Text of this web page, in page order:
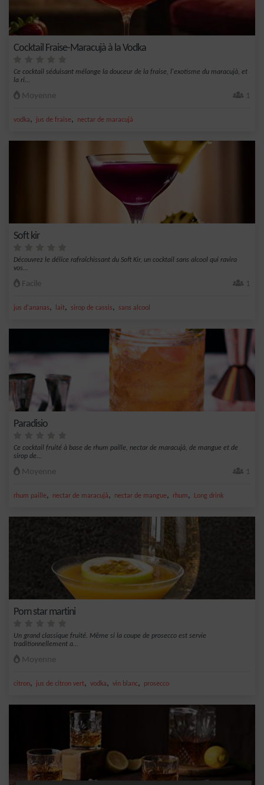
Cocktail Fraise-Maracujà à la Vodka
Ce cocktail séduisant mélange la douceur de la fraise, l'exotisme du maracujà, et
la ri...
Moyenne 1
vodka, jus de fraise, nectar de maracujà
Soft kir
Découvrez le délice rafraîchissant du Soft Kir, un cocktail sans alcool qui ravira
vos...
Facile 1
jus d'ananas, lait, sirop de cassis, sans alcool
Paradisio
Ce cocktail fruité à base de rhum paille, nectar de maracujà, de mangue et de
sirop de...
Moyenne 1
rhum paille, nectar de maracujà, nectar de mangue, rhum, Long drink
Porn star martini
Un grand classique fruité. Même si la coupe de prosecco est servie
traditionnellement a...
Moyenne
citron, jus de citron vert, vodka, vin blanc, prosecco